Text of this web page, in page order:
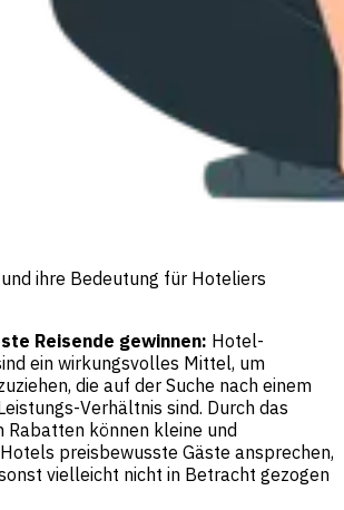
ihre Bedeutung für Hoteliers
Reisende gewinnen: Hotel-
ein wirkungsvolles Mittel, um
die auf der Suche nach einem
Verhältnis sind. Durch das
Rabatten können kleine und
preisbewusste Gäste ansprechen,
vielleicht nicht in Betracht gezogen